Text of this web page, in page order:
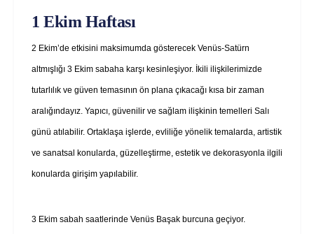
1 Ekim Haftası
2 Ekim’de etkisini maksimumda gösterecek Venüs-Satürn
altmışlığı 3 Ekim sabaha karşı kesinleşiyor. İkili ilişkilerimizde
tutarlılık ve güven temasının ön plana çıkacağı kısa bir zaman
aralığındayız. Yapıcı, güvenilir ve sağlam ilişkinin temelleri Salı
günü atılabilir. Ortaklaşa işlerde, evliliğe yönelik temalarda, artistik
ve sanatsal konularda, güzelleştirme, estetik ve dekorasyonla ilgili
konularda girişim yapılabilir.
3 Ekim sabah saatlerinde Venüs Başak burcuna geçiyor.